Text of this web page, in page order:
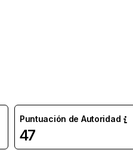
Puntuación de Autoridad
47